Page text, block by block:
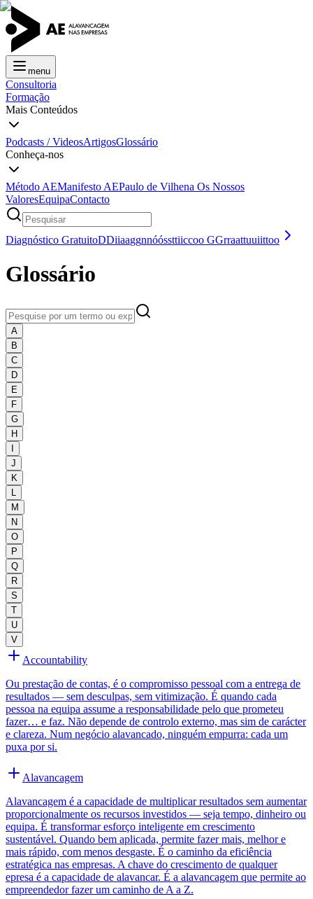
menu
Consultoria
Formação
Mais Conteúdos
Podcasts / VideosArtigosGlossário
Conheça-nos
Método AEManifesto AEPaulo de Vilhena Os Nossos
ValoresEquipaContacto
Diagnóstico GratuitoDDiiaaggnnóóssttiiccoo GGrraattuuiittoo
Glossário
A
B
C
D
E
F
G
H
J
K
M
N
O
P
Q
R
S
T
U
V
Accountability
Ou prestação de contas, é o compromisso pessoal com a entrega de
resultados — sem desculpas, sem vitimização. É quando cada
pessoa na equipa assume a responsabilidade pelo que prometeu
fazer… e faz. Não depende de controlo externo, mas sim de carácter
e clareza. Num negócio alavancado, ninguém empurra: cada um
puxa por si.
Alavancagem
Alavancagem é a capacidade de multiplicar resultados sem aumentar
proporcionalmente os recursos investidos — seja tempo, dinheiro ou
equipa. É transformar esforço inteligente em crescimento
sustentável. Quando bem aplicada, permite fazer mais, melhor e
mais rápido, com menos desgaste. É o caminho da eficiência
estratégica nas empresas. A chave do crescimento de qualquer
epresa é a capacidade de alavancar. É a alavancagem que permite ao
empreendedor fazer um caminho de A a Z.